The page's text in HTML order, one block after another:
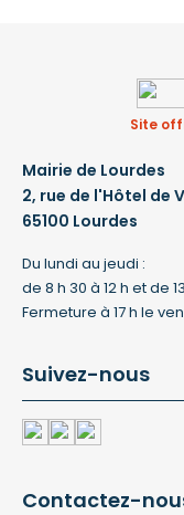
Site
Mairie de Lourdes
2, rue de l'Hôtel de
65100 Lourdes
Du lundi au jeudi :
de 8 h 30 à 12 h et de
Fermeture à 17 h le
Suivez-nous
Contactez-